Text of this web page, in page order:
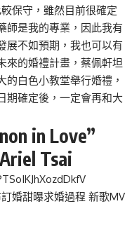
保守，雖然目前很確定
師是我的專業，因此我有
展不如預期，我也可以有
來的婚禮計畫，蔡佩軒坦
白色小教堂舉行婚禮，
期確定後，一定會再和大
in Love”
Tsai
婚甜曝求婚過程 新歌MV